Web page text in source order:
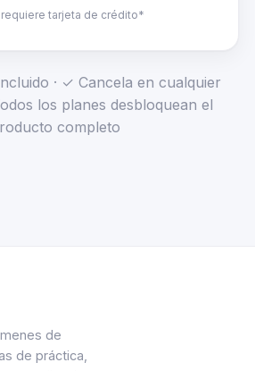
tarjeta de crédito*
· ✓ Cancela en cualquier
los planes desbloquean el
completo
de
de práctica,